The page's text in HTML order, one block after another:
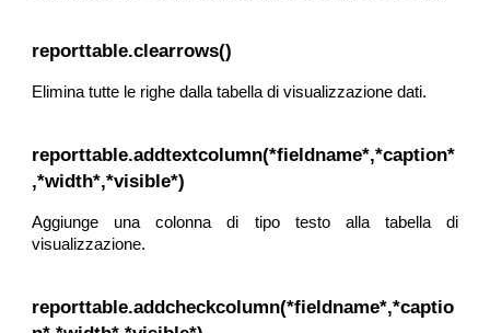
reporttable.clearrows()
Elimina tutte le righe dalla tabella di visualizzazione dati.
reporttable.addtextcolumn(*fieldname*,*caption*
,*width*,*visible*)
Aggiunge una colonna di tipo testo alla tabella di
visualizzazione.
reporttable.addcheckcolumn(*fieldname*,*captio